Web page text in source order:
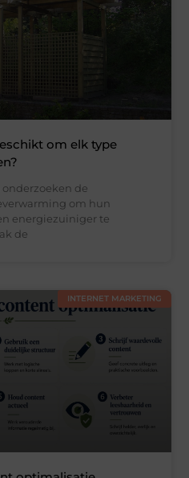
om elk type
de
om hun
energiezuiniger te
de
INTERNET MARKETING